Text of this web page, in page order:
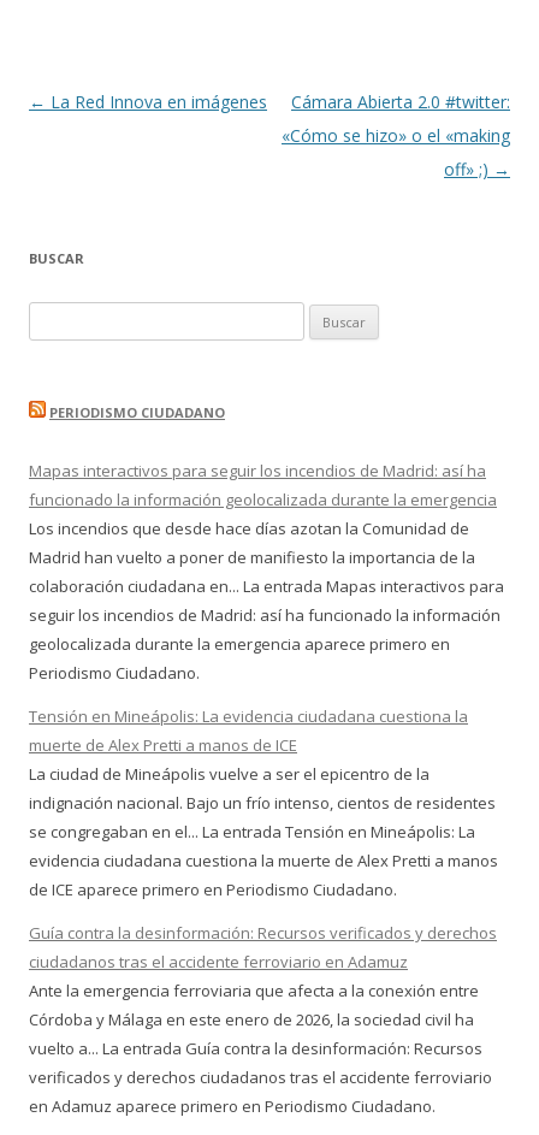
Navegación
← La Red Innova en imágenes
Cámara Abierta 2.0 #twitter:
«Cómo se hizo» o el «making
off» ;) →
BUSCAR
PERIODISMO CIUDADANO
Mapas interactivos para seguir los incendios de Madrid: así ha
funcionado la información geolocalizada durante la emergencia
Los incendios que desde hace días azotan la Comunidad de
Madrid han vuelto a poner de manifiesto la importancia de la
colaboración ciudadana en... La entrada Mapas interactivos para
seguir los incendios de Madrid: así ha funcionado la información
geolocalizada durante la emergencia aparece primero en
Periodismo Ciudadano.
Tensión en Mineápolis: La evidencia ciudadana cuestiona la
muerte de Alex Pretti a manos de ICE
La ciudad de Mineápolis vuelve a ser el epicentro de la
indignación nacional. Bajo un frío intenso, cientos de residentes
se congregaban en el... La entrada Tensión en Mineápolis: La
evidencia ciudadana cuestiona la muerte de Alex Pretti a manos
de ICE aparece primero en Periodismo Ciudadano.
Guía contra la desinformación: Recursos verificados y derechos
ciudadanos tras el accidente ferroviario en Adamuz
Ante la emergencia ferroviaria que afecta a la conexión entre
Córdoba y Málaga en este enero de 2026, la sociedad civil ha
vuelto a... La entrada Guía contra la desinformación: Recursos
verificados y derechos ciudadanos tras el accidente ferroviario
en Adamuz aparece primero en Periodismo Ciudadano.